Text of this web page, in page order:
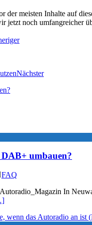
der meisten Inhalte auf
jetzt noch umfangreicher
Nächster
umbauen?
FAQ
In